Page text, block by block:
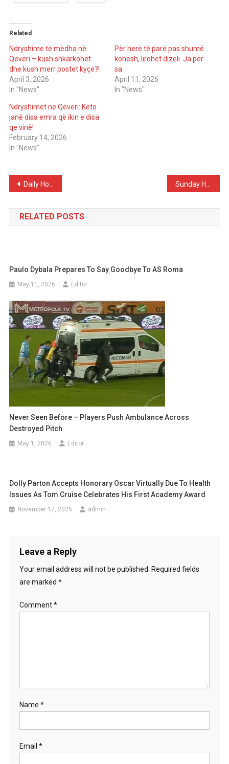
Related
Ndryshime të mëdha në
Qeveri – kush shkarkohet
dhe kush merr postet kyçe?!
April 3, 2026
In "News"
Për herë të parë pas shumë
kohësh, lirohet dizeli. Ja për
sa
April 11, 2026
In "News"
Ndryshimet në Qeveri: Këto
janë disa emra që ikin e disa
qe vinë!
February 14, 2026
In "News"
Post
navigation
Daily Horoscope for Friday, November 21, 2025
RELATED POSTS
Paulo Dybala Prepares To Say Goodbye To AS Roma
May 11, 2026 Editor
Never Seen Before – Players Push Ambulance Across
Destroyed Pitch
May 1, 2026 Editor
Dolly Parton Accepts Honorary Oscar Virtually Due To Health
Issues As Tom Cruise Celebrates His First Academy Award
November 17, 2025 admin
Leave a Reply
Your email address will not be published.
Required fields
are marked *
Comment*
Name *
Email *